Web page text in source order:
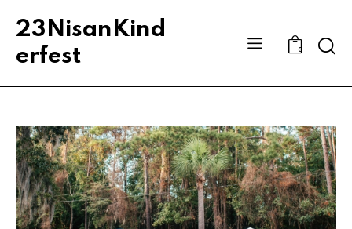
23NisanKind
erfest
0